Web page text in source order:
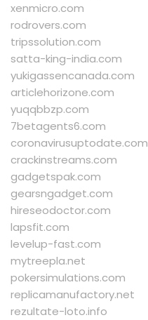
xenmicro.com
rodrovers.com
tripssolution.com
satta-king-india.com
yukigassencanada.com
articlehorizone.com
yuqqbbzp.com
7betagents6.com
coronavirusuptodate.com
crackinstreams.com
gadgetspak.com
gearsngadget.com
hireseodoctor.com
lapsfit.com
levelup-fast.com
mytreepla.net
pokersimulations.com
replicamanufactory.net
rezultate-loto.info